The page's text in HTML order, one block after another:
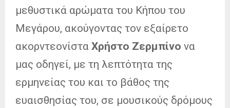
μεθυστικά αρώματα του Κήπου του
Μεγάρου, ακούγοντας τον εξαίρετο
ακορντεονίστα Χρήστο Ζερμπίνο να
μας οδηγεί, με τη λεπτότητα της
ερμηνείας του και το βάθος της
ευαισθησίας του, σε μουσικούς δρόμους